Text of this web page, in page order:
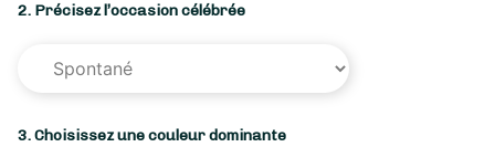
2. Précisez l’occasion célébrée
3. Choisissez une couleur dominante